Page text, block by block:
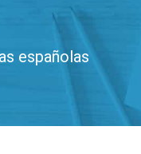
españolas